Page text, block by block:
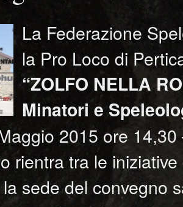
La Federazione
la Pro Loco di
“ZOLFO NELLA
Minatori e
2015 ore
rientra tra le
la sede del convegno